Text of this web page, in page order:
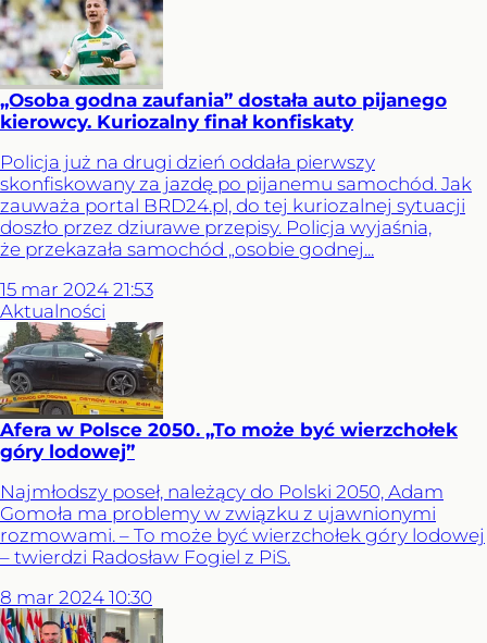
„Osoba godna zaufania” dostała auto pijanego
kierowcy. Kuriozalny finał konfiskaty
Policja już na drugi dzień oddała pierwszy
skonfiskowany za jazdę po pijanemu samochód. Jak
zauważa portal BRD24.pl, do tej kuriozalnej sytuacji
doszło przez dziurawe przepisy. Policja wyjaśnia,
że przekazała samochód „osobie godnej...
15 mar 2024 21:53
Aktualności
Afera w Polsce 2050. „To może być wierzchołek
góry lodowej”
Najmłodszy poseł, należący do Polski 2050, Adam
Gomoła ma problemy w związku z ujawnionymi
rozmowami. – To może być wierzchołek góry lodowej
– twierdzi Radosław Fogiel z PiS.
8 mar 2024 10:30